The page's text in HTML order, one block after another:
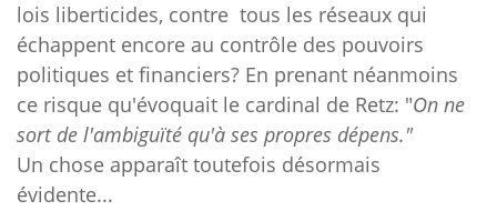
lois liberticides, contre tous les réseaux qui
échappent encore au contrôle des pouvoirs
politiques et financiers? En prenant néanmoins
ce risque qu'évoquait le cardinal de Retz: "On ne
sort de l'ambiguïté qu'à ses propres dépens."
Un chose apparaît toutefois désormais
évidente...